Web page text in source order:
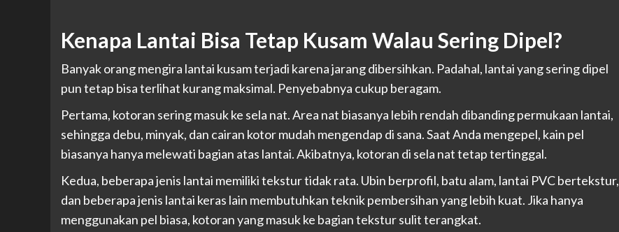
Kenapa Lantai Bisa Tetap Kusam Walau Sering Dipel?
Banyak orang mengira lantai kusam terjadi karena jarang dibersihkan. Padahal, lantai yang sering dipel
pun tetap bisa terlihat kurang maksimal. Penyebabnya cukup beragam.
Pertama, kotoran sering masuk ke sela nat. Area nat biasanya lebih rendah dibanding permukaan lantai,
sehingga debu, minyak, dan cairan kotor mudah mengendap di sana. Saat Anda mengepel, kain pel
biasanya hanya melewati bagian atas lantai. Akibatnya, kotoran di sela nat tetap tertinggal.
Kedua, beberapa jenis lantai memiliki tekstur tidak rata. Ubin berprofil, batu alam, lantai PVC bertekstur,
dan beberapa jenis lantai keras lain membutuhkan teknik pembersihan yang lebih kuat. Jika hanya
menggunakan pel biasa, kotoran yang masuk ke bagian tekstur sulit terangkat.